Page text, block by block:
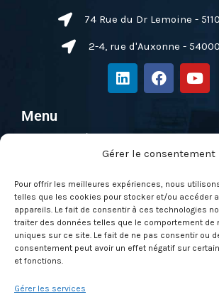
Gérer le consentement
Pour offrir les meilleures expériences, nous
telles que les cookies pour stocker et/ou accéder
appareils. Le fait de consentir à ces technologies
traiter des données telles que le comportement de
uniques sur ce site. Le fait de ne pas consentir ou
consentement peut avoir un effet négatif sur
et fonctions.
Gérer les services
74 Rue du Dr Lemoine -
2-4, rue d'Auxonne -
L
i
n
i
F
a
c
o
Y
o
u
t
e
Menu
Pentest & Audit
Formations
Nos évènements
Qui sommes-nous ?
Actus
Contactez-nous